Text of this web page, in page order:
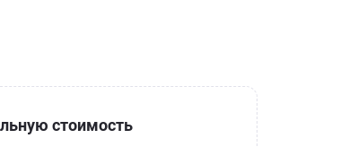
стоимость